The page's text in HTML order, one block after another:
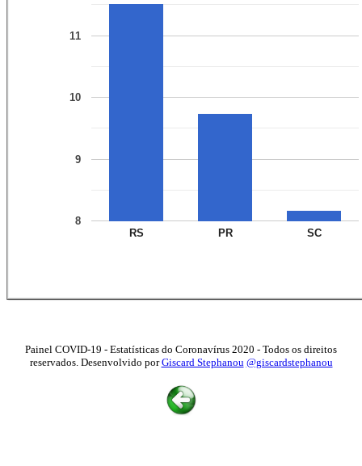
RS PR SC
8
9
10
11
Painel COVID-19 - Estatísticas do Coronavírus 2020 - Todos os direitos
reservados. Desenvolvido porGiscard Stephanou @giscardstephanou